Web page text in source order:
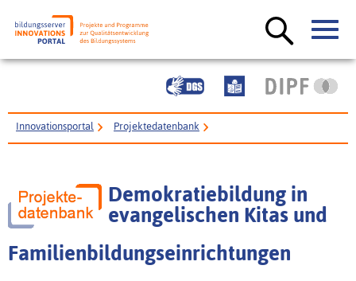
Innovationsportal Projektedatenbank
Demokratiebildung in
evangelischen Kitas und
Familienbildungseinrichtungen